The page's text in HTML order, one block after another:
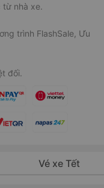
từ nhà xe.
trình FlashSale, Ưu
đối.
Vé xe Tết